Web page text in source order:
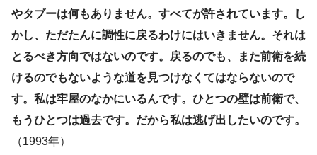
やタブーは何もありません。すべてが許されています。し
かし、ただたんに調性に戻るわけにはいきません。それは
とるべき方向ではないのです。戻るのでも、また前衛を続
けるのでもないような道を見つけなくてはならないので
す。私は牢屋のなかにいるんです。ひとつの壁は前衛で、
もうひとつは過去です。だから私は逃げ出したいのです。
（1993年）